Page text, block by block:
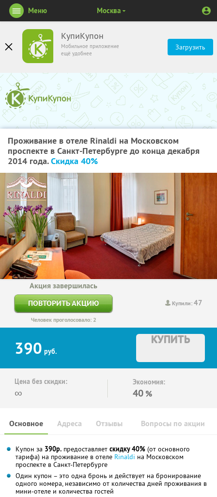
КупиКупон
Мобильное приложение
ещё удобнее
Загрузить
Меню Москва
Проживание в отеле Rinaldi на Московском
проспекте в Санкт-Петербурге до конца декабря
2014 года.Скидка 40%
Купили:47
Акция завершилась
ПОВТОРИТЬ АКЦИЮ
Человек проголосовало: 2
390 руб.
КУПИТЬ
Цена без скидки:
∞
Экономия:
40 %
Основное Отзывы Вопросы по акции
Адреса
Купон за 390р. предоставляет скидку 40% (от основного
тарифа) на проживание в отеле Rinaldi на Московском
проспекте в Санкт-Петербурге
Один купон – это одна бронь и действует на бронирование
одного номера, независимо от количества дней проживания в
мини-отеле и количества гостей